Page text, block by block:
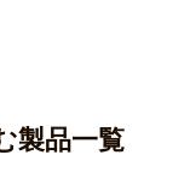
製品一覧